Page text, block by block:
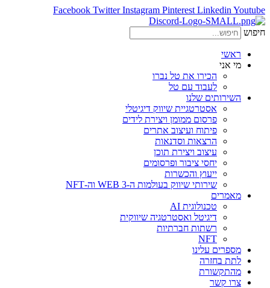
Facebook Twitter Instagram Pinterest Linkedin Youtube
חיפוש
ראשי
מי אני
הכירו את טל נברו
לעבוד עם טל
השירותים שלנו
אסטרטגיית שיווק דיגיטלי
פרסום ממומן ויצירת לידים
פיתוח ועיצוב אתרים
הרצאות וסדנאות
עיצוב ויצירת תוכן
יחסי ציבור ופרסומים
ייעוץ והכשרות
שירותי שיווק בעולמות ה-WEB 3 וה-NFT
מאמרים
טכנולוגית AI
דיגיטל ואסטרטגיה שיווקית
רשתות חברתיות
NFT
מספרים עלינו
לתת בחזרה
מהתקשורת
צרו קשר